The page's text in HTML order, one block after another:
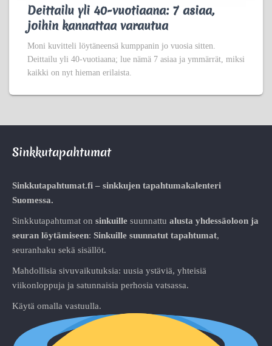
Deittailu yli 40-vuotiaana: 7 asiaa,
joihin kannattaa varautua
Moni kuvitteli löytäneensä kumppanin jo vuosia sitten.
Deittailu yli 40-vuotiaana; lue nämä 7 asiaa ja ymmärrät, miksi
kaikki on nyt hieman erilaista.
Sinkkutapahtumat
Sinkkutapahtumat.fi – sinkkujen tapahtumakalenteri
Suomessa.
Sinkkutapahtumat on sinkuille suunnattu alusta yhdessäoloon ja
seuran löytämiseen: Sinkuille suunnatut tapahtumat,
seuranhaku sekä sisällöt.
Mahdollisia sivuvaikutuksia: uusia ystäviä, yhteisiä
viikonloppuja ja satunnaisia perhosia vatsassa.
Käytä omalla vastuulla.